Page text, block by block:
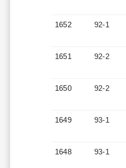
1652 92-1
1651 92-2
1650 92-2
1649 93-1
1648 93-1